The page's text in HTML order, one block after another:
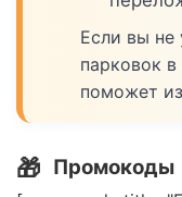
Если вы не
парковок
поможет
🎁 Промокоды